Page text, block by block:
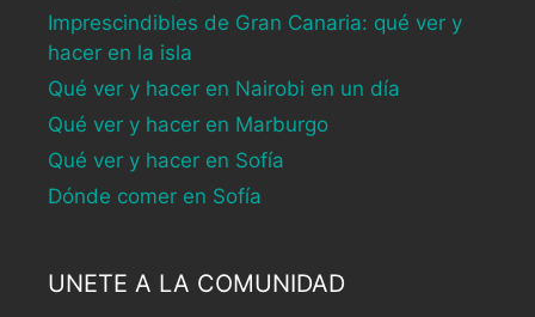
Imprescindibles de Gran Canaria: qué ver y
hacer en la isla
Qué ver y hacer en Nairobi en un día
Qué ver y hacer en Marburgo
Qué ver y hacer en Sofía
Dónde comer en Sofía
UNETE A LA COMUNIDAD